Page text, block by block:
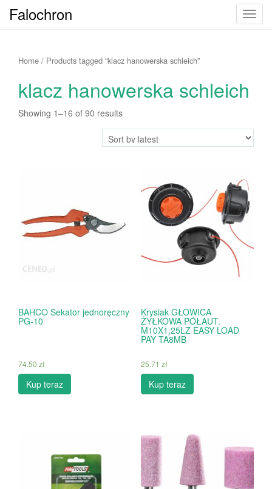
T
v
i
o
Falochron
Home / Products tagged “klacz hanowerska schleich”
klacz hanowerska schleich
Showing 1–16 of 90 results
BAHCO Sekator jednoręczny
PG-10
74.50 zł
Kup teraz
Krysiak GŁOWICA
ŻYŁKOWA PÓŁAUT.
M10X1,25LZ EASY LOAD
PAY TA8MB
25.71 zł
Kup teraz